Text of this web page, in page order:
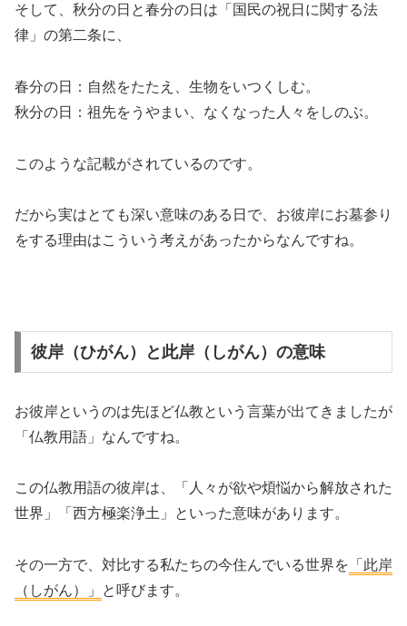
そして、秋分の日と春分の日は「国民の祝日に関する法
律」の第二条に、
春分の日：自然をたたえ、生物をいつくしむ。
秋分の日：祖先をうやまい、なくなった人々をしのぶ。
このような記載がされているのです。
だから実はとても深い意味のある日で、お彼岸にお墓参り
をする理由はこういう考えがあったからなんですね。
彼岸（ひがん）と此岸（しがん）の意味
お彼岸というのは先ほど仏教という言葉が出てきましたが
「仏教用語」なんですね。
この仏教用語の彼岸は、「人々が欲や煩悩から解放された
世界」「西方極楽浄土」といった意味があります。
その一方で、対比する私たちの今住んでいる世界を 「此岸
（しがん）」
と呼びます。